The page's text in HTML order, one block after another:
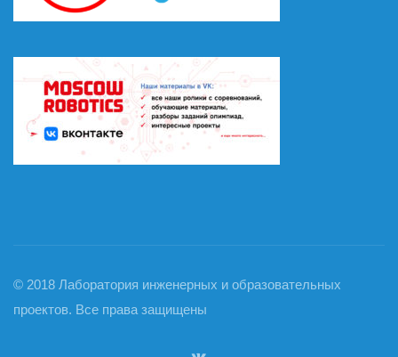
© 2018 Лаборатория инженерных и образовательных
проектов. Все права защищены